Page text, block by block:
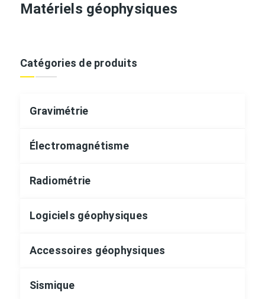
Matériels géophysiques
Catégories de produits
Gravimétrie
Électromagnétisme
Radiométrie
Logiciels géophysiques
Accessoires géophysiques
Sismique